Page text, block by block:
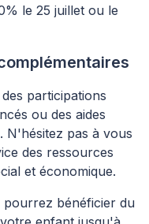
le 25 juillet ou le
participations
ou des aides
N'hésitez pas à vous
des ressources
et économique.
pourrez bénéficier du